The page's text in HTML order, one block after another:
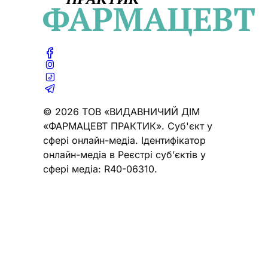
© 2026 ТОВ «ВИДАВНИЧИЙ ДІМ
«ФАРМАЦЕВТ ПРАКТИК». Cуб'єкт у
сфері онлайн-медіа. Ідентифікатор
онлайн-медіа в Реєстрі суб’єктів у
сфері медіа: R40-06310.